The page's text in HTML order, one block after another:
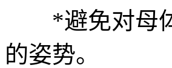
*避免对母体
的姿势。